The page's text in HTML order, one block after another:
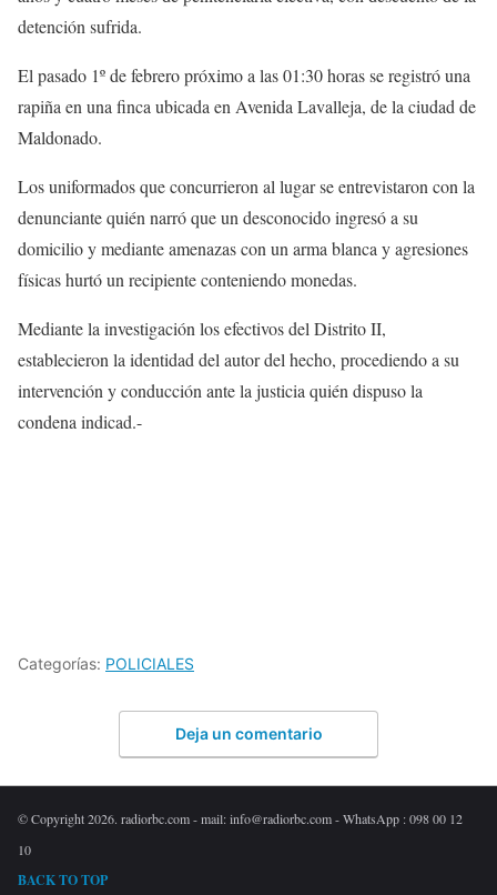
detención sufrida.
El pasado 1º de febrero próximo a las 01:30 horas se registró una
rapiña en una finca ubicada en Avenida Lavalleja, de la ciudad de
Maldonado.
Los uniformados que concurrieron al lugar se entrevistaron con la
denunciante quién narró que un desconocido ingresó a su
domicilio y mediante amenazas con un arma blanca y agresiones
físicas hurtó un recipiente conteniendo monedas.
Mediante la investigación los efectivos del Distrito II,
establecieron la identidad del autor del hecho, procediendo a su
intervención y conducción ante la justicia quién dispuso la
condena indicad.-
Categorías: POLICIALES
Deja un comentario
© Copyright 2026. radiorbc.com - mail: info@radiorbc.com - WhatsApp : 098 00 12
10
BACK TO TOP